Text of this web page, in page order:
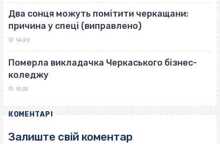
Два сонця можуть помітити черкащани:
причина у спеці (виправлено)
14:20
Померла викладачка Черкаського бізнес-
коледжу
13:35
КОМЕНТАРІ
Залиште свій коментар